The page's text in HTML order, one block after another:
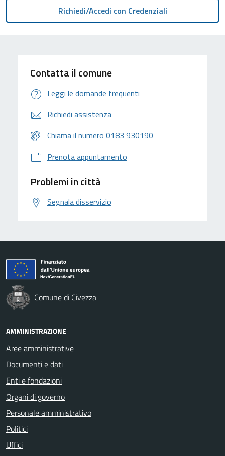
Contatta il comune
Leggi le domande frequenti
Richiedi assistenza
Chiama il numero 0183 930190
Prenota appuntamento
Problemi in città
Segnala disservizio
Comune di Civezza
AMMINISTRAZIONE
Aree amministrative
Documenti e dati
Enti e fondazioni
Organi di governo
Personale amministrativo
Politici
Uffici